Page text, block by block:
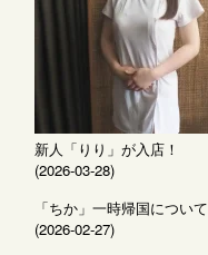
新人「りり」が入店！
(2026-03-28)
「ちか」一時帰国について
(2026-02-27)